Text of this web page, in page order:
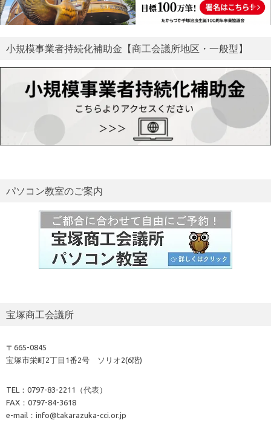
小規模事業者持続化補助金【商工会議所地区・一般型】
パソコン教室のご案内
宝塚商工会議所
〒665-0845
宝塚市栄町2丁目1番2号 ソリオ2(6階)
TEL：0797-83-2211（代表）
FAX：0797-84-3618
e-mail：info@takarazuka-cci.or.jp